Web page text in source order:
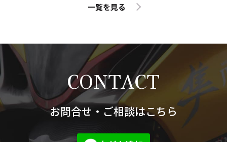
一覧を見る
CONTACT
お問合せ・ご相談はこちら